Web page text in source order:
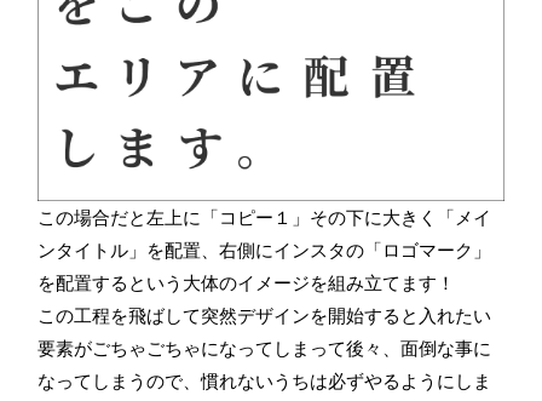
この場合だと左上に「コピー１」その下に大きく「メイ
ンタイトル」を配置、右側にインスタの「ロゴマーク」
を配置するという大体のイメージを組み立てます！
この工程を飛ばして突然デザインを開始すると入れたい
要素がごちゃごちゃになってしまって後々、面倒な事に
なってしまうので、慣れないうちは必ずやるようにしま